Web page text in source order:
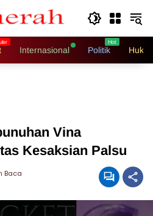
Internasional Politik
Vina
Kesaksian Palsu
Baca